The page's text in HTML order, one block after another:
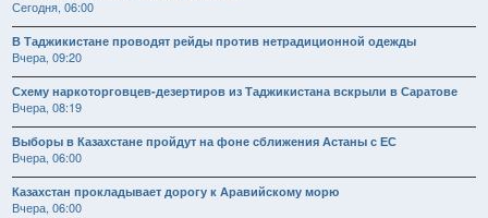
Сегодня, 06:00
В Таджикистане проводят рейды против нетрадиционной одежды
Вчера, 09:20
Схему наркоторговцев-дезертиров из Таджикистана вскрыли в Саратове
Вчера, 08:19
Выборы в Казахстане пройдут на фоне сближения Астаны с ЕС
Вчера, 06:00
Казахстан прокладывает дорогу к Аравийскому морю
Вчера, 06:00